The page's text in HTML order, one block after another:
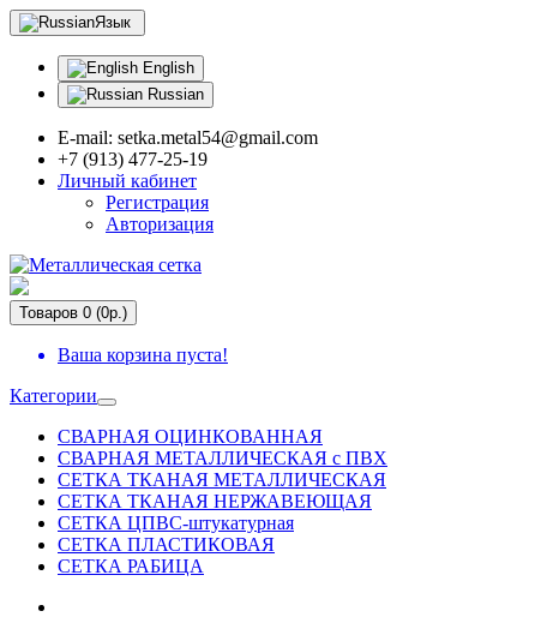
Язык
English
Russian
E-mail: setka.metal54@gmail.com
+7 (913) 477-25-19
Личный кабинет
Регистрация
Авторизация
Товаров 0 (0р.)
Ваша корзина пуста!
Категории
СВАРНАЯ ОЦИНКОВАННАЯ
СВАРНАЯ МЕТАЛЛИЧЕСКАЯ с ПВХ
СЕТКА ТКАНАЯ МЕТАЛЛИЧЕСКАЯ
СЕТКА ТКАНАЯ НЕРЖАВЕЮЩАЯ
СЕТКА ЦПВС-штукатурная
СЕТКА ПЛАСТИКОВАЯ
СЕТКА РАБИЦА